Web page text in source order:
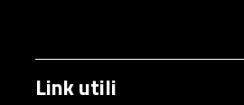
Link utili